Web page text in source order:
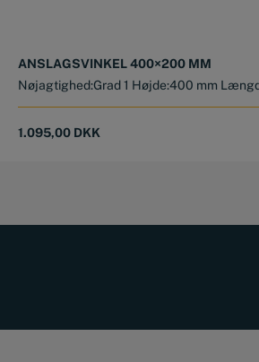
ANSLAGSVINKEL 400×200 MM
Nøjagtighed:Grad 1 Højde:400 mm
1.095,00 DKK